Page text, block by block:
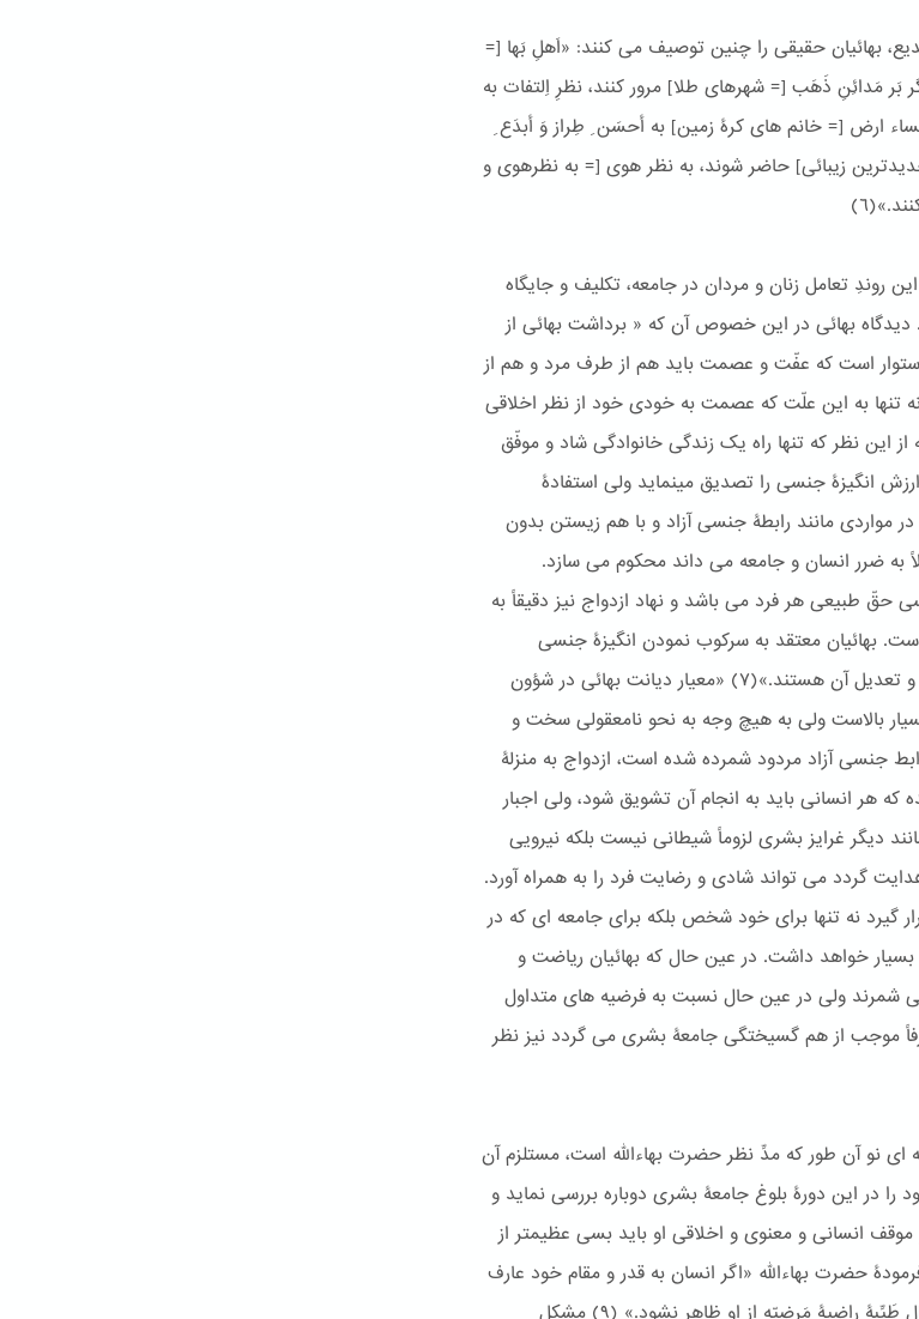
بهائیان حقیقی را چنین توصیف می کنند: «اَهلِ بَها [=
بَر مَدائِنِ ذَهَب [= شهرهای طلا] مرور كنند، نظرِ اِلتفات به
ارض [= خانم های كرۀ زمین] به أحسَن ِ طِراز وَ أبدَع
زیبائی] حاضر شوند، به نظر هوی [= به نظرهوی و
روندِ تعامل زنان و مردان در جامعه، تکلیف و جایگاه
بهائی در این خصوص آن که « برداشت بهائی از
است که عفّت و عصمت باید هم از طرف مرد و هم از
تنها به این علّت که عصمت به خودی خود از نظر اخلاقی
این نظر که تنها راه یک زندگی خانوادگی شاد و موفّق
نیز می باشد... دیانت بهائی ارزش انگیزۀ جنسی را تصدیق می‎نماید ولی استفادۀ
در مواردی مانند رابطۀ جنسی آزاد و با هم زیستن بدون
به ضرر انسان و جامعه می داند محکوم می سازد.
حقّ طبیعی هر فرد می باشد و نهاد ازدواج نیز دقیقاً به
بهائیان معتقد به سرکوب نمودن انگیزۀ جنسی
نیستند بلکه معتقد به کنترل و تعدیل آن هستند.»(٧) «معیار دیانت بهائی در شؤون
بالاست ولی به هیچ وجه به نحو نامعقولی سخت و
جنسی آزاد مردود شمرده شده است، ازدواج به منزلۀ
هر انسانی باید به انجام آن تشویق شود، ولی اجبار
دیگر غرایز بشری لزوماً شیطانی نیست بلکه نیرویی
گردد می تواند شادی و رضایت فرد را به همراه آورد.
گیرد نه تنها برای خود شخص بلکه برای جامعه ای که در
خواهد داشت. در عین حال که بهائیان ریاضت و
شمرند ولی در عین حال نسبت به فرضیه های متداول
موجب از هم گسیختگی جامعۀ بشری می گردد نیز نظر
ای نو آن طور که مدِّ نظر حضرت بهاءالله است، مستلزم آن
در این دورۀ بلوغ جامعۀ بشری دوباره بررسی نماید و
موقف انسانی و معنوی و اخلاقی او باید بسی عظیمتر از
حضرت بهاءالله «اگر انسان به قدر و مقام خود عارف
شود، جز اَخلاق حَسَنه و اَعمال طَيِّبۀ راضيۀ مَرضيّه از او ظاهر نشود.» (٩) مشکل